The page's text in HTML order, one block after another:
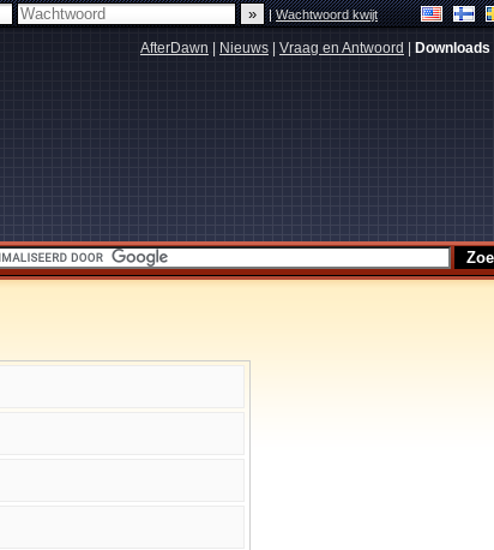
|Wachtwoord kwijt
AfterDawn Nieuws Vraag en Antwoord Downloads